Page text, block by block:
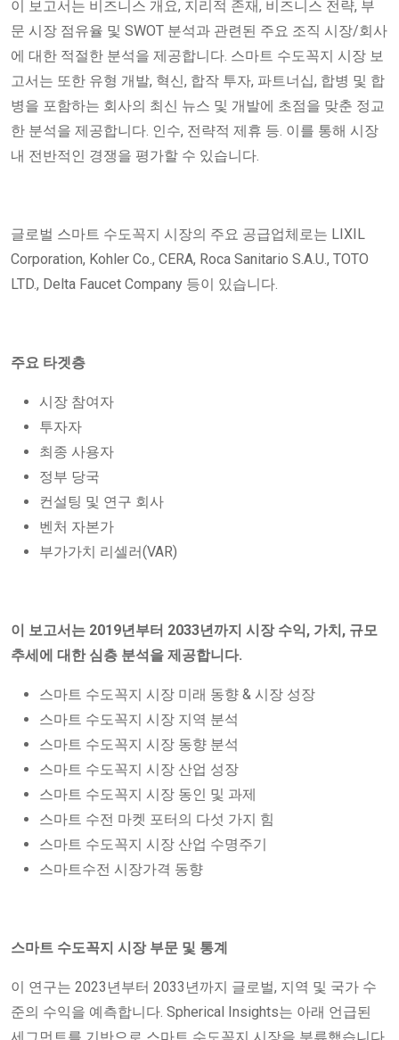
이 보고서는 비즈니스 개요, 지리적 존재, 비즈니스 전략, 부
문 시장 점유율 및 SWOT 분석과 관련된 주요 조직 시장/회사
에 대한 적절한 분석을 제공합니다. 스마트 수도꼭지 시장 보
고서는 또한 유형 개발, 혁신, 합작 투자, 파트너십, 합병 및 합
병을 포함하는 회사의 최신 뉴스 및 개발에 초점을 맞춘 정교
한 분석을 제공합니다. 인수, 전략적 제휴 등. 이를 통해 시장
내 전반적인 경쟁을 평가할 수 있습니다.
글로벌 스마트 수도꼭지 시장의 주요 공급업체로는 LIXIL
Corporation, Kohler Co., CERA, Roca Sanitario S.A.U., TOTO
LTD., Delta Faucet Company 등이 있습니다.
주요 타겟층
시장 참여자
투자자
최종 사용자
정부 당국
컨설팅 및 연구 회사
벤처 자본가
부가가치 리셀러(VAR)
이 보고서는 2019년부터 2033년까지 시장 수익, 가치, 규모
추세에 대한 심층 분석을 제공합니다.
스마트 수도꼭지 시장 미래 동향 & 시장 성장
스마트 수도꼭지 시장 지역 분석
스마트 수도꼭지 시장 동향 분석
스마트 수도꼭지 시장 산업 성장
스마트 수도꼭지 시장 동인 및 과제
스마트 수전 마켓 포터의 다섯 가지 힘
스마트 수도꼭지 시장 산업 수명주기
스마트수전 시장가격 동향
스마트 수도꼭지 시장 부문 및 통계
이 연구는 2023년부터 2033년까지 글로벌, 지역 및 국가 수
준의 수익을 예측합니다. Spherical Insights는 아래 언급된